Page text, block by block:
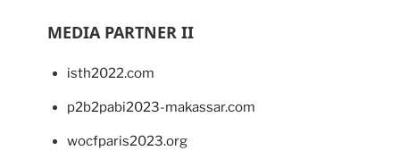
MEDIA PARTNER II
isth2022.com
p2b2pabi2023-makassar.com
wocfparis2023.org